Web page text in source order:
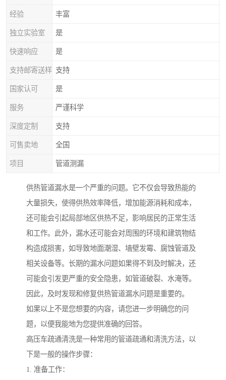
经验 丰富
独立实验室 是
快速响应 是
支持邮寄送样 支持
国家认可 是
服务 严谨科学
深度定制 支持
可售卖地 全国
项目 管道测漏
供热管道漏水是一个严重的问题。它不仅会导致热能的
大量损失，使得供热效率降低，增加能源消耗和成本，
还可能会引起局部地区供热不足，影响居民的正常生活
和工作。此外，漏水还可能会对周围的环境和建筑物结
构造成损害，如导致地面潮湿、墙壁发霉、腐蚀管道及
相关设备等。长期的漏水问题如果得不到及时解决，还
可能会引发更严重的安全隐患，如管道破裂、水淹等。
因此，及时发现和修复供热管道漏水问题是重要的。
如果以上不是您想要的内容，请您进一步明确您的问
题，以便我能地为您提供准确的回答。
高压车疏通清洗是一种常用的管道疏通和清洗方法，以
下是一般的操作步骤：
1. 准备工作：